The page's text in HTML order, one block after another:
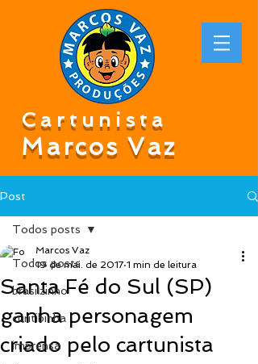
Cartunista
Marcos Vaz
Post
Todos posts
brasilzinho
curitibinha
imprensa
Todos posts
Santa Fé do Sul (SP)
ganha personagem
criado pelo cartunista
Marcos Vaz
19 de mai. de 2017 1 min de leitura